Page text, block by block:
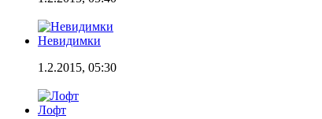
Невидимки
1.2.2015, 05:30
Лофт